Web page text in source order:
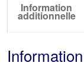
Information
additionnelle